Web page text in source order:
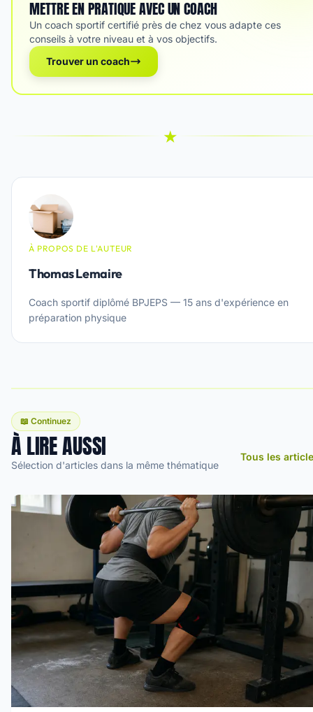
METTRE EN PRATIQUE AVEC UN COACH
Un coach sportif certifié près de chez vous adapte ces
conseils à votre niveau et à vos objectifs.
Trouver un coach
★
À PROPOS DE L'AUTEUR
Thomas Lemaire
Coach sportif diplômé BPJEPS — 15 ans d'expérience en
préparation physique
📖 Continuez
À LIRE AUSSI
Sélection d'articles dans la même thématique
Tous les